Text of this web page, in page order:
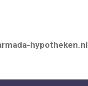
hypotheken.nl